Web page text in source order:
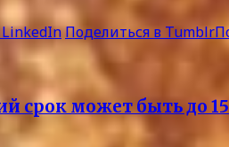
Поделиться в Tumblr
срок может быть до